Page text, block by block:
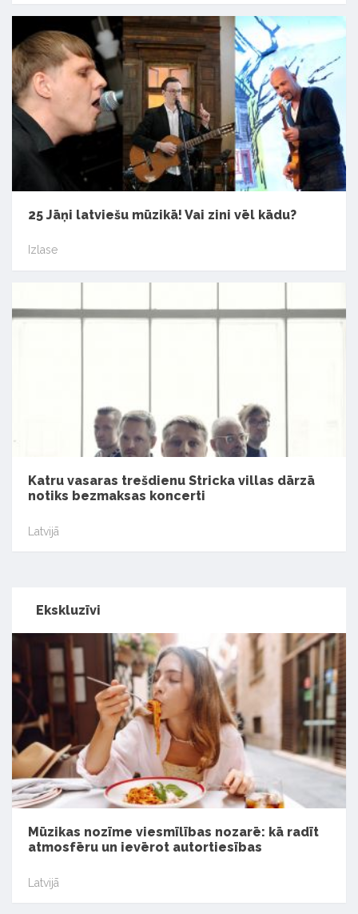
25 Jāņi latviešu mūzikā! Vai zini vēl kādu?
Izlase
Katru vasaras trešdienu Stricka villas dārzā
notiks bezmaksas koncerti
Latvijā
Ekskluzīvi
Mūzikas nozīme viesmīlības nozarē: kā radīt
atmosfēru un ievērot autortiesības
Latvijā